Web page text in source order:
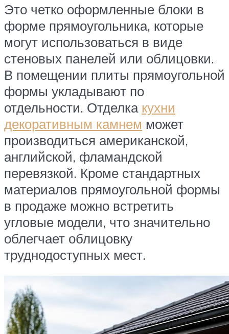
Это четко оформленные блоки в
форме прямоугольника, которые
могут использоваться в виде
стеновых панелей или облицовки.
В помещении плиты прямоугольной
формы укладывают по
отдельности. Отделка кухни
декоративным камнем может
производиться американской,
английской, фламандской
перевязкой. Кроме стандартных
материалов прямоугольной формы
в продаже можно встретить
угловые модели, что значительно
облегчает облицовку
труднодоступных мест.